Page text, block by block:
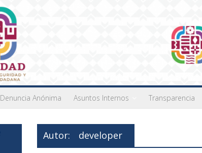
Denuncia Anónima Asuntos Internos Transparencia
Autor: developer